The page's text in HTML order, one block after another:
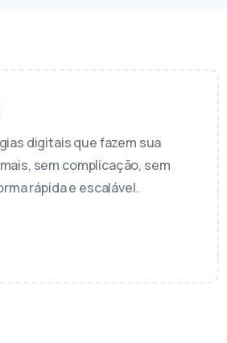
digitais que fazem sua
sem complicação, sem
rápida e escalável.